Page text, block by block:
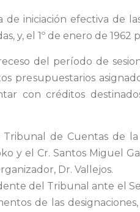
iniciación efectiva de
y, el 1º de enero de 1962
del período de
presupuestarios
con créditos
de Cuentas de la
y el Cr. Santos Miguel
Dr. Vallejos.
del Tribunal ante el
de las